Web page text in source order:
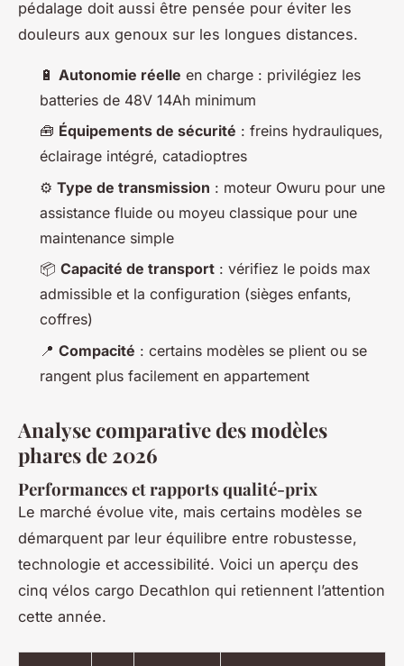
pédalage doit aussi être pensée pour éviter les
douleurs aux genoux sur les longues distances.
🔋 Autonomie réelle en charge : privilégiez les
batteries de 48V 14Ah minimum
🧰 Équipements de sécurité : freins hydrauliques,
éclairage intégré, catadioptres
⚙️ Type de transmission : moteur Owuru pour une
assistance fluide ou moyeu classique pour une
maintenance simple
📦 Capacité de transport : vérifiez le poids max
admissible et la configuration (sièges enfants,
coffres)
📍 Compacité : certains modèles se plient ou se
rangent plus facilement en appartement
Analyse comparative des modèles
phares de 2026
Performances et rapports qualité-prix
Le marché évolue vite, mais certains modèles se
démarquent par leur équilibre entre robustesse,
technologie et accessibilité. Voici un aperçu des
cinq vélos cargo Decathlon qui retiennent l’attention
cette année.